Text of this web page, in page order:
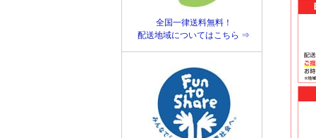
全国一律送料無料！
配送地域についてはこちら ⇒